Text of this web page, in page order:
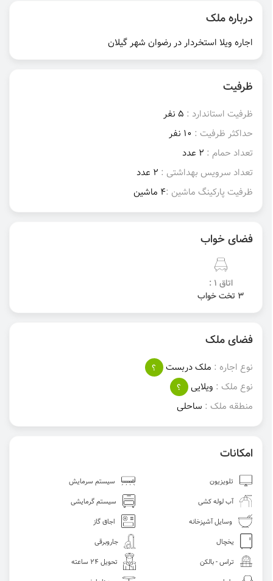
درباره ملک
اجاره ویلا استخردار در رضوان شهر گیلان
ظرفیت
ظرفیت استاندارد : 5 نفر
حداکثر ظرفیت : 10 نفر
تعداد حمام : 2 عدد
تعداد سرویس بهداشتی : 2 عدد
ظرفیت پارکینگ ماشین :4 ماشین
فضای خواب
اتاق 1 :
3 تخت خواب
فضای ملک
نوع اجاره : ملک دربست
؟
نوع ملک : ویلایی
؟
منطقه ملک : ساحلی
امکانات
تلویزیون
سیستم سرمایش
آب لوله کشی
سیستم گرمایشی
وسایل آشپزخانه
اجاق گاز
یخچال
جاروبرقی
تراس - بالکن
تحویل 24 ساعته